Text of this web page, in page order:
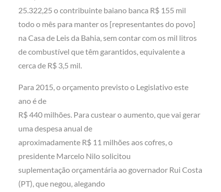
25.322,25 o contribuinte baiano banca R$ 155 mil
todo o mês para manter os [representantes do povo]
na Casa de Leis da Bahia, sem contar com os mil litros
de combustível que têm garantidos, equivalente a
cerca de R$ 3,5 mil.
Para 2015, o orçamento previsto o Legislativo este
ano é de
R$ 440 milhões. Para custear o aumento, que vai gerar
uma despesa anual de
aproximadamente R$ 11 milhões aos cofres, o
presidente Marcelo Nilo solicitou
suplementação orçamentária ao governador Rui Costa
(PT), que negou, alegando